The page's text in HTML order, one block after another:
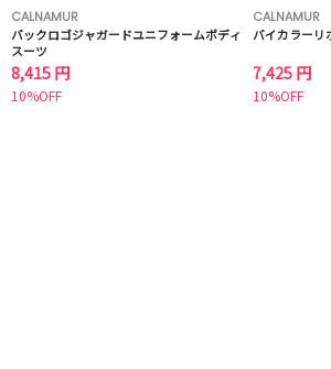
CALNAMUR
バックロゴジャガードユニフォームボディ
スーツ
8,415 円
10%OFF
CALNAMUR
バイカラーリ
7,425 円
10%OFF